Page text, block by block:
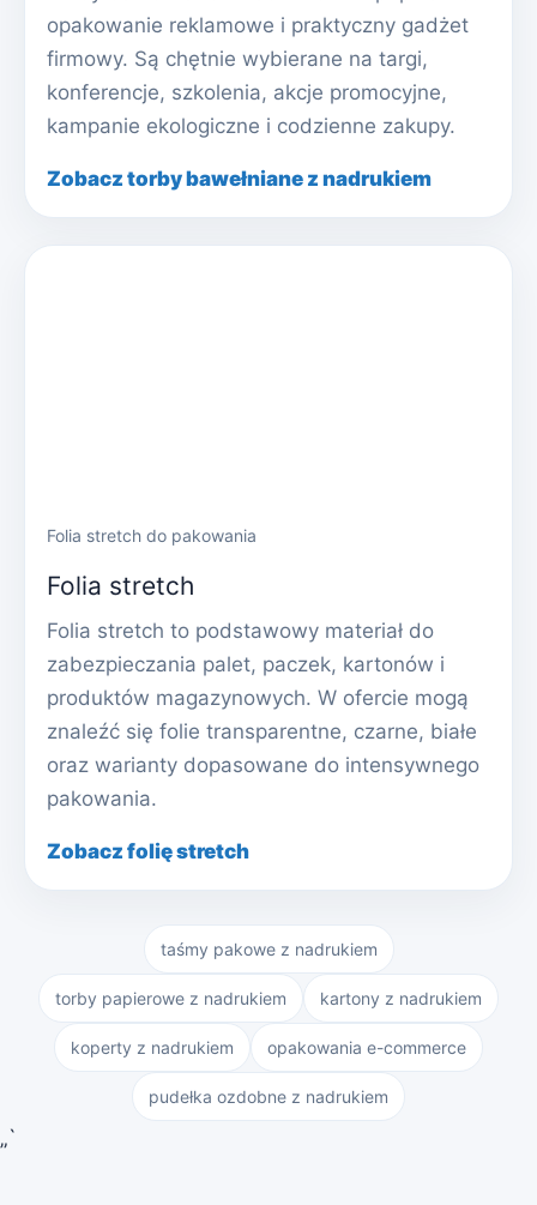
opakowanie reklamowe i praktyczny gadżet
firmowy. Są chętnie wybierane na targi,
konferencje, szkolenia, akcje promocyjne,
kampanie ekologiczne i codzienne zakupy.
Zobacz torby bawełniane z nadrukiem
Folia stretch do pakowania
Folia stretch
Folia stretch to podstawowy materiał do
zabezpieczania palet, paczek, kartonów i
produktów magazynowych. W ofercie mogą
znaleźć się folie transparentne, czarne, białe
oraz warianty dopasowane do intensywnego
pakowania.
Zobacz folię stretch
taśmy pakowe z nadrukiem
torby papierowe z nadrukiem kartony z nadrukiem
koperty z nadrukiem opakowania e-commerce
pudełka ozdobne z nadrukiem
„`